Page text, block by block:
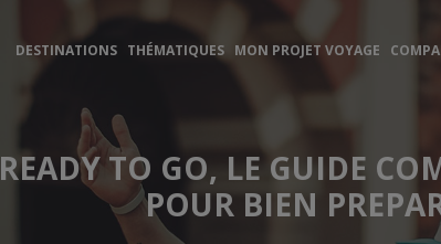
DESTINATIONS THÉMATIQUES MON PROJET VOYAGE
READY TO GO, LE GUIDE
POUR BIEN